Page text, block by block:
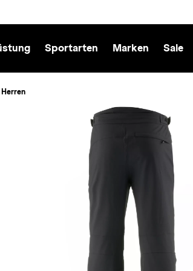
Sportarten Marken Sale